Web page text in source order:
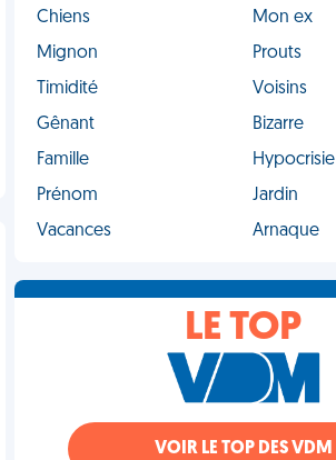
Chiens
Mon ex
Mignon
Prouts
Timidité
Voisins
Gênant
Bizarre
Famille
Hypocrisie
Prénom
Jardin
Vacances
Arnaque
LE TOP
VOIR LE TOP DES VDM